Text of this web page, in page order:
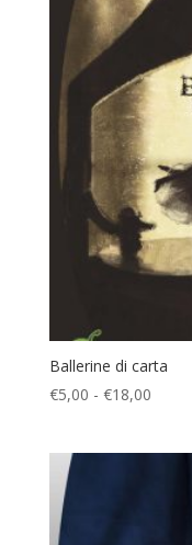
Ballerine di carta
€5,00 - €18,00Fascia